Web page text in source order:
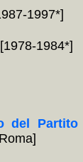
1997*]
[1978-1984*]
del